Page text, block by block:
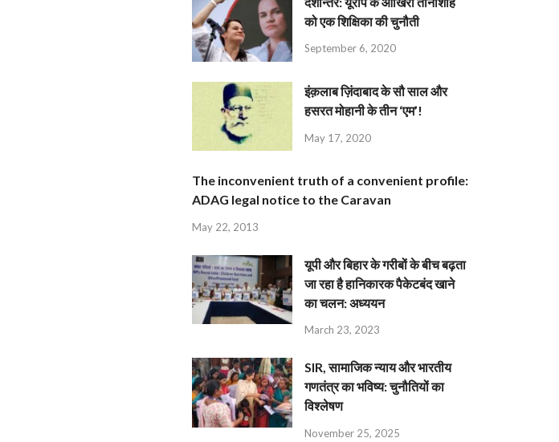
को एक शिक्षिका की चुनौती
September 6, 2020
इंक़लाब ज़िंदाबाद के सौ साल और
हसरत मोहानी के तीन ‘एम’!
May 17, 2020
The inconvenient truth of a convenient profile:
ADAG legal notice to the Caravan
May 22, 2013
यूपी और बिहार के गरीबों के बीच बढ़ता
जा रहा है हानिकारक पैकेटबंद खाने
का चलन: अध्ययन
March 23, 2023
SIR, सामाजिक न्याय और भारतीय
गणतंत्र का भविष्य: चुनौतियों का
विश्लेषण
November 25, 2025